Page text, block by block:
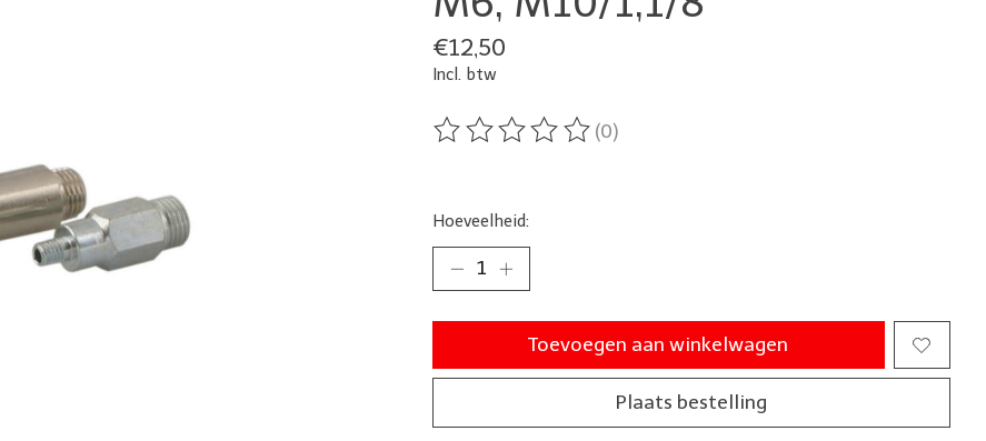
€12,50
Incl. btw
De beoordeling van dit product is
(0)
Hoeveelheid:
Toevoegen aan winkelwagen
Plaats bestelling